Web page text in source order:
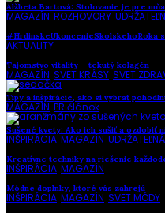
Alžbeta Bartová: Stolovanie je pre
MAGAZÍN ROZHOVORY
#HrdinskeUkoncenieSkolskehoRoka
AKTUALITY
Tajomstvo vitality – tekutý kolagén
MAGAZÍN SVET KRÁSY SVET
Tipy a inšpirácie, ako si vybrať
MAGAZÍN PR článok
Sušené kvety: Ako ich sušiť a ozdobiť
INŠPIRÁCIA MAGAZÍN
Kreatívne techniky na riešenie
INŠPIRÁCIA MAGAZÍN
Módne doplnky, ktoré vás zahrejú
INŠPIRÁCIA MAGAZÍN SVET MÓDY